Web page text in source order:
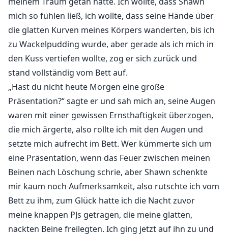
mich so fühlen ließ, ich wollte, dass seine Hände über
die glatten Kurven meines Körpers wanderten, bis ich
zu Wackelpudding wurde, aber gerade als ich mich in
den Kuss vertiefen wollte, zog er sich zurück und
stand vollständig vom Bett auf.
„Hast du nicht heute Morgen eine große
Präsentation?“ sagte er und sah mich an, seine Augen
waren mit einer gewissen Ernsthaftigkeit überzogen,
die mich ärgerte, also rollte ich mit den Augen und
setzte mich aufrecht im Bett. Wer kümmerte sich um
eine Präsentation, wenn das Feuer zwischen meinen
Beinen nach Löschung schrie, aber Shawn schenkte
mir kaum noch Aufmerksamkeit, also rutschte ich vom
Bett zu ihm, zum Glück hatte ich die Nacht zuvor
meine knappen PJs getragen, die meine glatten,
nackten Beine freilegten. Ich ging jetzt auf ihn zu und